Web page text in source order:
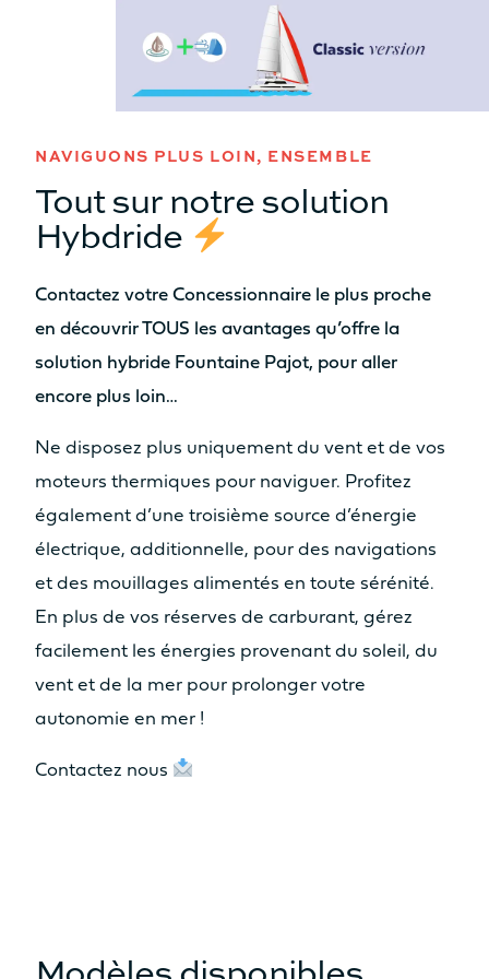
Yacht
SAMANA 59
DISPONIBLE EN HYBRIDE
Yacht
FPY 70S
Yacht
THÍRA 80
Yacht
L’innovation
En savoir plus
NAVIGUONS PLUS LOIN, ENSEMBLE
Tout sur notre solution
Hybdride
Contactez votre Concessionnaire le plus proche
en découvrir TOUS les avantages qu’offre la
solution hybride Fountaine Pajot, pour aller
encore plus loin…
Ne disposez plus uniquement du vent et de vos
moteurs thermiques pour naviguer. Profitez
également d’une troisième source d’énergie
électrique, additionnelle, pour des navigations
et des mouillages alimentés en toute sérénité.
En plus de vos réserves de carburant, gérez
facilement les énergies provenant du soleil, du
vent et de la mer pour prolonger votre
autonomie en mer !
Contactez nous
2 x 30cv
MOTORISATION OPTION
2 x 25 kW /
INFORMATIONS
TECHNIQUES
LONGUEUR DE COQUE
12.10m
LARGEUR HORS TOUT
7.44m
SURFACE VOILE TOTALE AU
PRÉS (GV+GÉNOIS)
100m² 123m²
SURFACE GENNAKER/SPI
130m²
DÉPLACEMENT LÈGE